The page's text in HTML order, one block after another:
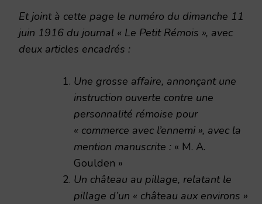
Et joint à cette page le numéro du dimanche 11
juin 1916 du journal « Le Petit Rémois », avec
deux articles encadrés :
Une grosse affaire, annonçant une
instruction ouverte contre une
personnalité rémoise pour
« commerce avec l’ennemi », avec la
mention manuscrite : « M. A.
Goulden »
Un château au pillage, relatant le
pillage d’un « château aux environs »